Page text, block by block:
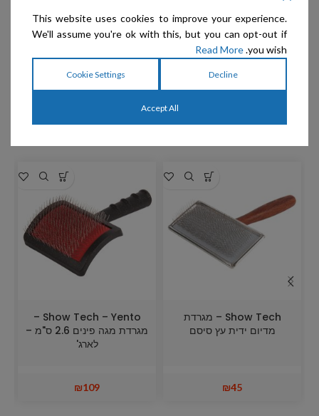
קטגוריות:Chris Christensen
Show Tech – מגרדת
מדיום ידית עץ סיסם
₪45
Show Tech – Yento –
מגרדת מגה פינים 2.6 ס"מ –
לארג'
₪109
This website uses cookies to improve your experience.
We'll assume you're ok with this, but you can opt-out if
you wish.
Read More
Decline
Cookie Settings
Accept All